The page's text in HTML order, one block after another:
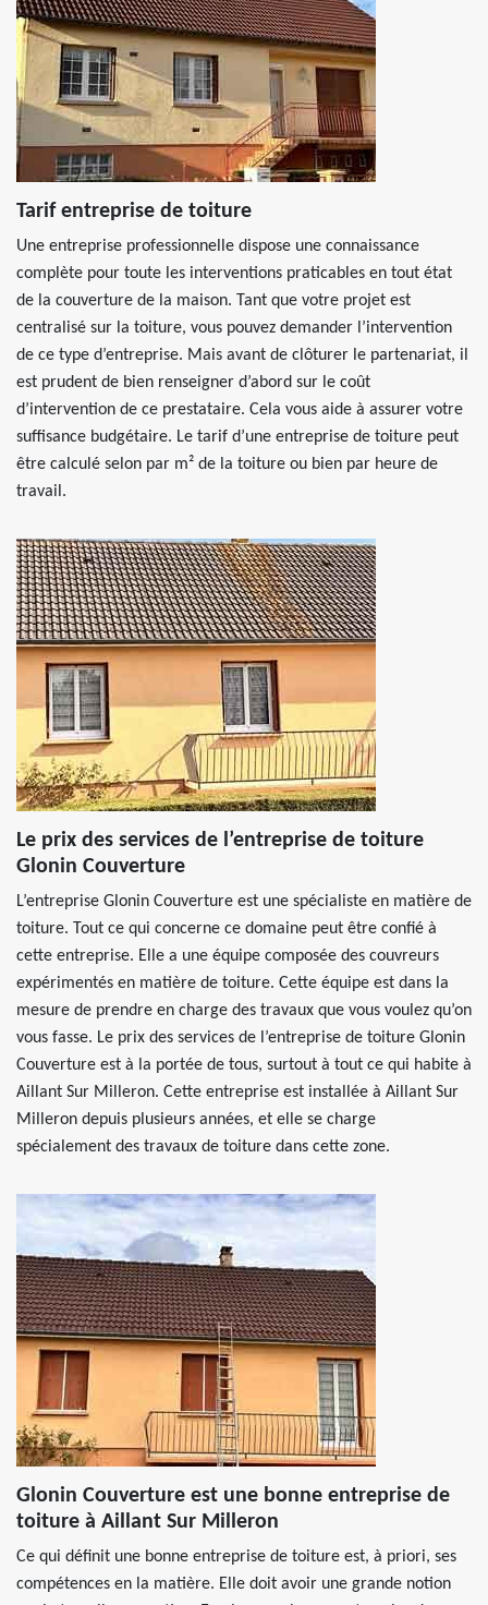
Tarif entreprise de toiture
Une entreprise professionnelle dispose une connaissance
complète pour toute les interventions praticables en tout état
de la couverture de la maison. Tant que votre projet est
centralisé sur la toiture, vous pouvez demander l’intervention
de ce type d’entreprise. Mais avant de clôturer le partenariat, il
est prudent de bien renseigner d’abord sur le coût
d’intervention de ce prestataire. Cela vous aide à assurer votre
suffisance budgétaire. Le tarif d’une entreprise de toiture peut
être calculé selon par m² de la toiture ou bien par heure de
travail.
Le prix des services de l’entreprise de toiture
Glonin Couverture
L’entreprise Glonin Couverture est une spécialiste en matière de
toiture. Tout ce qui concerne ce domaine peut être confié à
cette entreprise. Elle a une équipe composée des couvreurs
expérimentés en matière de toiture. Cette équipe est dans la
mesure de prendre en charge des travaux que vous voulez qu’on
vous fasse. Le prix des services de l’entreprise de toiture Glonin
Couverture est à la portée de tous, surtout à tout ce qui habite à
Aillant Sur Milleron. Cette entreprise est installée à Aillant Sur
Milleron depuis plusieurs années, et elle se charge
spécialement des travaux de toiture dans cette zone.
Glonin Couverture est une bonne entreprise de
toiture à Aillant Sur Milleron
Ce qui définit une bonne entreprise de toiture est, à priori, ses
compétences en la matière. Elle doit avoir une grande notion